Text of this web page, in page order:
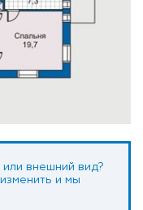
внешний вид?
и мы